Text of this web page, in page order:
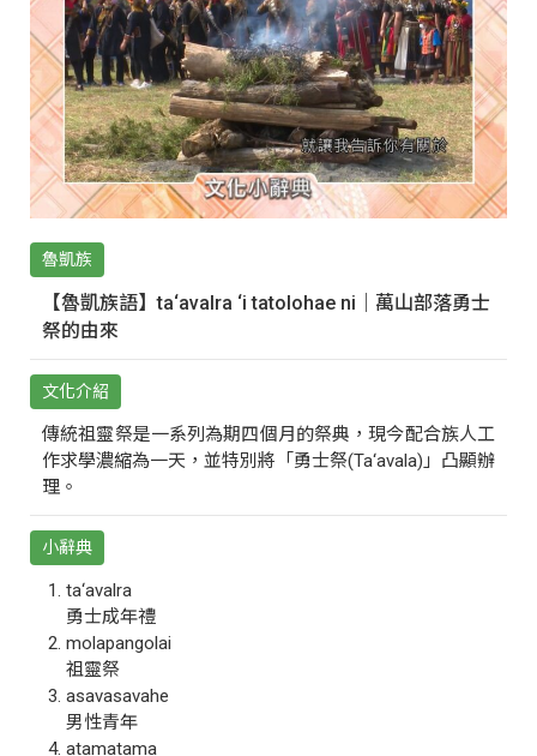
魯凱族
【魯凱族語】ta‘avalra ‘i tatolohae ni｜萬山部落勇士
祭的由來
文化介紹
傳統祖靈祭是一系列為期四個月的祭典，現今配合族人工
作求學濃縮為一天，並特別將「勇士祭(Ta‘avala)」凸顯辦
理。
小辭典
ta‘avalra
勇士成年禮
molapangolai
祖靈祭
asavasavahe
男性青年
atamatama